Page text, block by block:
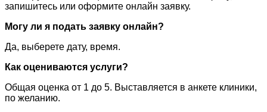
запишитесь или оформите онлайн заявку.
Могу ли я подать заявку онлайн?
Да, выберете дату, время.
Как оцениваются услуги?
Общая оценка от 1 до 5. Выставляется в анкете клиники,
по желанию.